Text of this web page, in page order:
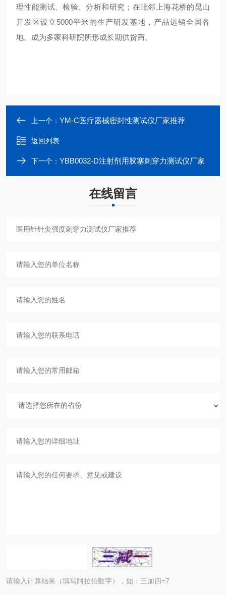
理性能测试、检验、分析和研究；在毗邻上海花桥的昆山
开发区设立5000平米的生产研发基地，产品远销全国各
地。成为多家科研院所形成长期供货商。
上一个： YM-C医疗器械密封性测试仪厂家推荐
返回列表
下一个： YBB0032-D注射剂用胶塞刺穿力测试仪厂家
在线留言
请输入计算结果（填写阿拉伯数字），如：三加四=7